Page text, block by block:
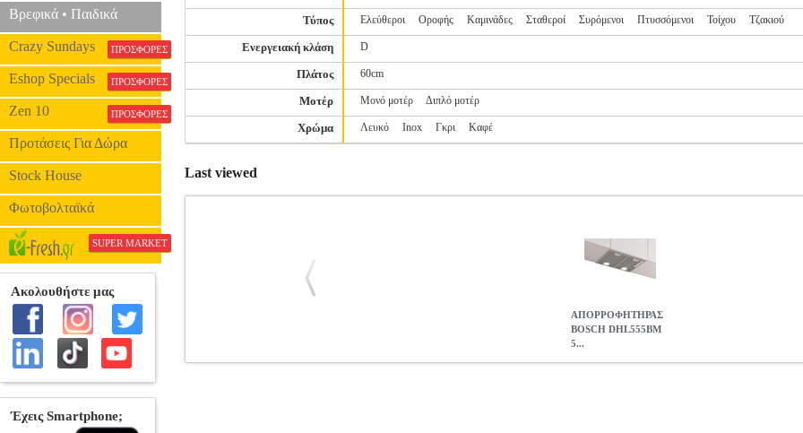
Βρεφικά • Παιδικά
Crazy Sundays ΠΡΟΣΦΟΡΕΣ
Eshop Specials ΠΡΟΣΦΟΡΕΣ
Zen 10 ΠΡΟΣΦΟΡΕΣ
Προτάσεις Για Δώρα
Stock House
Φωτοβολταϊκά
SUPER MARKET
Τύπος Ελεύθεροι Οροφής Καμινάδες Σταθεροί Συρόμενοι Πτυσσόμενοι Τοίχου Τζακιού
Ενεργειακή κλάση D
Πλάτος 60cm
Μοτέρ Μονό μοτέρ Διπλό μοτέρ
Χρώμα Λευκό Inox Γκρι Καφέ
Last viewed
ΑΠΟΡΡΟΦΗΤΗΡΑΣ
BOSCH DHL555BM
5...